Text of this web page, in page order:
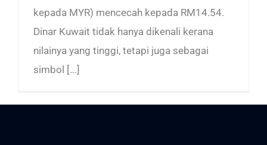
kepada MYR) mencecah kepada RM14.54.
Dinar Kuwait tidak hanya dikenali kerana
nilainya yang tinggi, tetapi juga sebagai
simbol [...]